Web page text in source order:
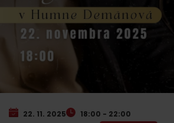
22. 11. 2025
18:00 - 22:00